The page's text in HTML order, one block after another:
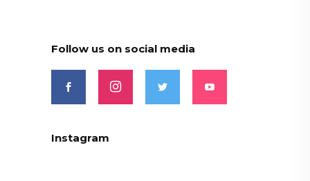
Follow us on social media
Instagram